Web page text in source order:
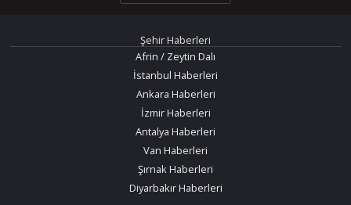
Şehir Haberleri
Afrin / Zeytin Dalı
İstanbul Haberleri
Ankara Haberleri
İzmir Haberleri
Antalya Haberleri
Van Haberleri
Şırnak Haberleri
Diyarbakır Haberleri